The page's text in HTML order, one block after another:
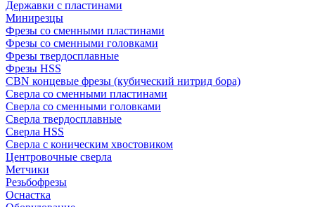
Державки с пластинами
Минирезцы
Фрезы со сменными пластинами
Фрезы со сменными головками
Фрезы твердосплавные
Фрезы HSS
CBN концевые фрезы (кубический нитрид бора)
Сверла со сменными пластинами
Сверла со сменными головками
Сверла твердосплавные
Сверла HSS
Сверла с коническим хвостовиком
Центровочные сверла
Метчики
Резьбофрезы
Оснастка